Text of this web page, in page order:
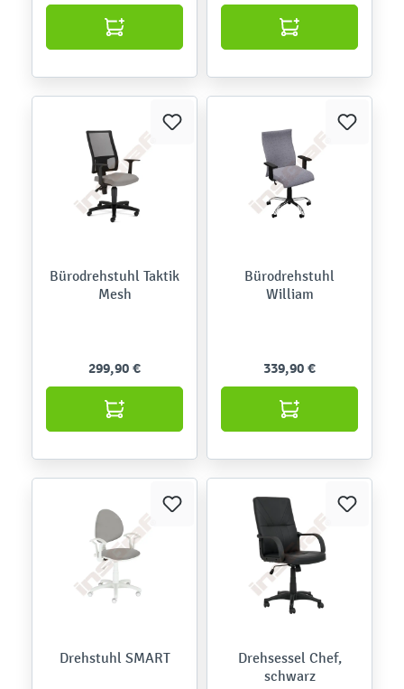
Bürodrehstuhl Taktik
Mesh
299,90 €
Bürodrehstuhl
William
339,90 €
Drehstuhl SMART
Drehsessel Chef,
schwarz